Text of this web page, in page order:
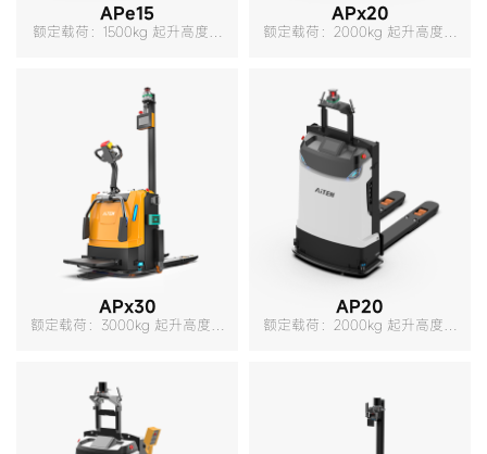
APe15
额定载荷：1500kg 起升高度：
APx20
额定载荷：2000kg 起升高度：
APx30
额定载荷：3000kg 起升高度：
AP20
额定载荷：2000kg 起升高度：